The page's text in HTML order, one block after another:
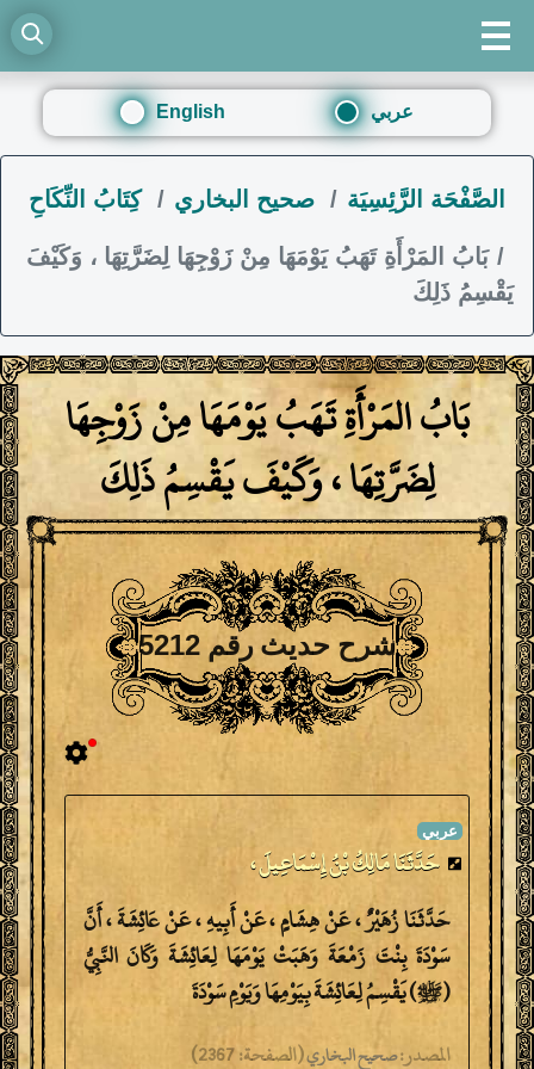
English عربي
الصَّفْحَة الرَّئِسِيَة صحيح البخاري كِتَابُ النِّكَاحِ
بَابُ المَرْأَةِ تَهَبُ يَوْمَهَا مِنْ زَوْجِهَا لِضَرَّتِهَا ، وَكَيْفَ
يَقْسِمُ ذَلِكَ
بَابُ المَرْأَةِ تَهَبُ يَوْمَهَا مِنْ زَوْجِهَا
لِضَرَّتِهَا ، وَكَيْفَ يَقْسِمُ ذَلِكَ
شرح حديث رقم 5212
حَدَّثَنَا مَالِكُ بْنُ إِسْمَاعِيلَ ،
حَدَّثَنَا زُهَيْرٌ ، عَنْ هِشَامٍ ، عَنْ أَبِيهِ ، عَنْ عَائِشَةَ ، أَنَّ
سَوْدَةَ بِنْتَ زَمْعَةَ وَهَبَتْ يَوْمَهَا لِعَائِشَةَ وَكَانَ النَّبِيُّ
(ﷺ) يَقْسِمُ لِعَائِشَةَ بِيَوْمِهَا وَيَوْمِ سَوْدَةَ
المصدر:صحيح البخاري(الصفحة:2367)